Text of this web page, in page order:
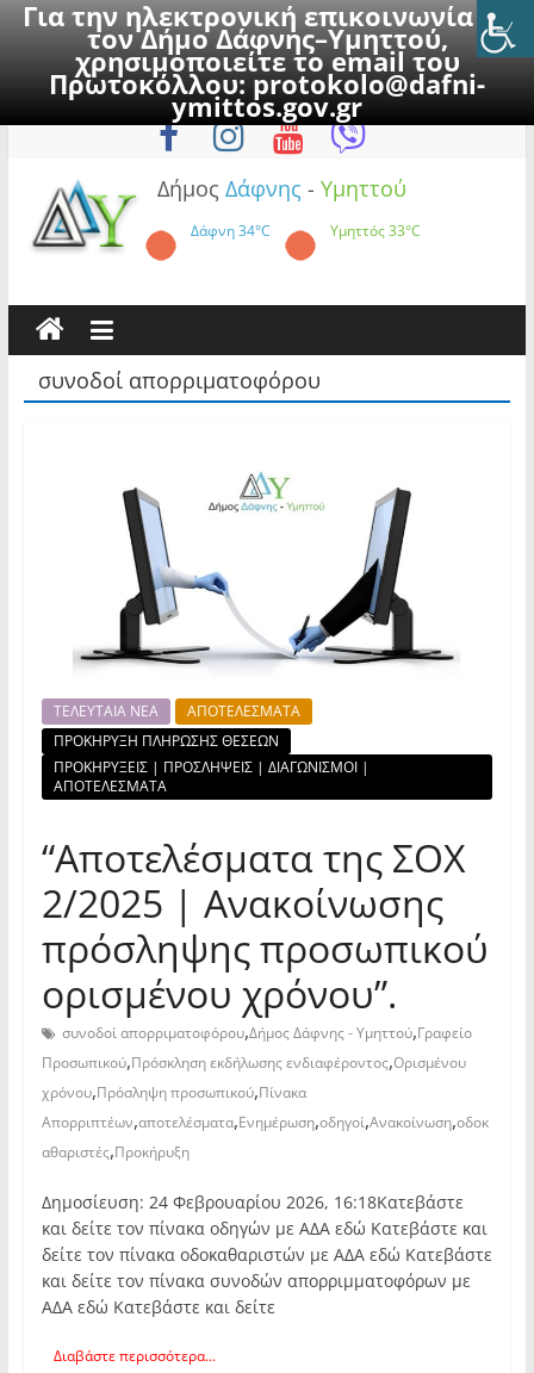
Για την ηλεκτρονική επικοινωνία με
τον Δήμο Δάφνης–Υμηττού,
χρησιμοποιείτε το email του
Πρωτοκόλλου:protokolo@dafni-
ymittos.gov.gr
to
Κυριακή, 9 Αυγούστου 2026
Δήμος Δάφνης - Υμηττού
Δάφνη34°C Υμηττός33°C
συνοδοί απορριματοφόρου
ΤΕΛΕΥΤΑΙΑ ΝΕΑ
ΑΠΟΤΕΛΕΣΜΑΤΑ
ΠΡΟΚΗΡΥΞΗ ΠΛΗΡΩΣΗΣ ΘΕΣΕΩΝ
ΠΡΟΚΗΡΥΞΕΙΣ | ΠΡΟΣΛΗΨΕΙΣ | ΔΙΑΓΩΝΙΣΜΟΙ |
ΑΠΟΤΕΛΕΣΜΑΤΑ
“Αποτελέσματα της ΣΟΧ
2/2025 | Ανακοίνωσης
πρόσληψης προσωπικού
ορισμένου χρόνου”.
συνοδοί απορριματοφόρου,Δήμος Δάφνης - Υμηττού,Γραφείο
Προσωπικού,Πρόσκληση εκδήλωσης ενδιαφέροντος,Ορισμένου
χρόνου,Πρόσληψη προσωπικού,Πίνακα
Απορριπτέων,αποτελέσματα,Ενημέρωση,οδηγοί,Ανακοίνωση,οδοκ
αθαριστές,Προκήρυξη
Δημοσίευση: 24 Φεβρουαρίου 2026, 16:18Κατεβάστε
και δείτε τον πίνακα οδηγών με ΑΔΑ εδώ Κατεβάστε και
δείτε τον πίνακα οδοκαθαριστών με ΑΔΑ εδώ Κατεβάστε
και δείτε τον πίνακα συνοδών απορριμματοφόρων με
ΑΔΑ εδώ Κατεβάστε και δείτε
Διαβάστε περισσότερα...